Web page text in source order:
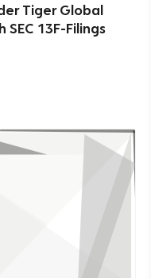
Tiger Global
13F-Filings